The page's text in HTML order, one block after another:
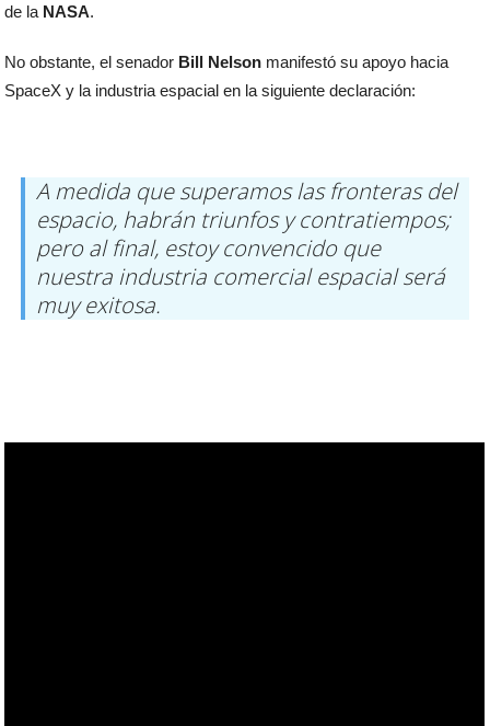
de la NASA.
No obstante, el senador Bill Nelson manifestó su apoyo hacia
SpaceX y la industria espacial en la siguiente declaración:
A medida que superamos las fronteras del
espacio, habrán triunfos y contratiempos;
pero al final, estoy convencido que
nuestra industria comercial espacial será
muy exitosa.